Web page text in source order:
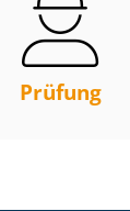
Prüfung